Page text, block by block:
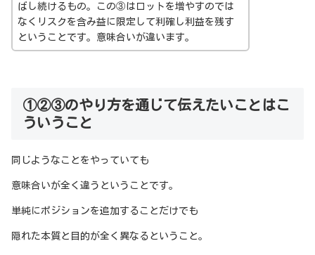
ばし続けるもの。この③はロットを増やすのでは
なくリスクを含み益に限定して利確し利益を残す
ということです。意味合いが違います。
①②③のやり方を通じて伝えたいことはこ
ういうこと
同じようなことをやっていても
意味合いが全く違うということです。
単純にポジションを追加することだけでも
隠れた本質と目的が全く異なるということ。